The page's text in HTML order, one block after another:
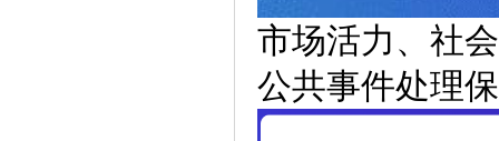
市场活力、社
公共事件处理